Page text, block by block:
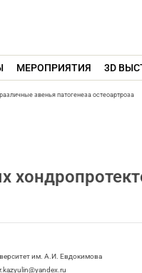
МЕРОПРИЯТИЯ 3D
звенья патогенеза остеоартроза
им. А.И. Евдокимова